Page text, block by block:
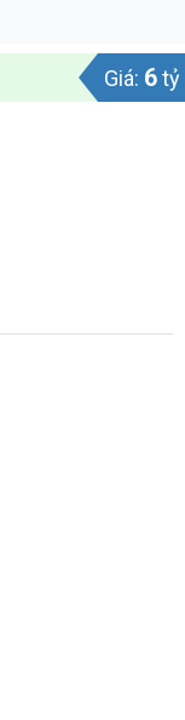
Giá: 6tỷ